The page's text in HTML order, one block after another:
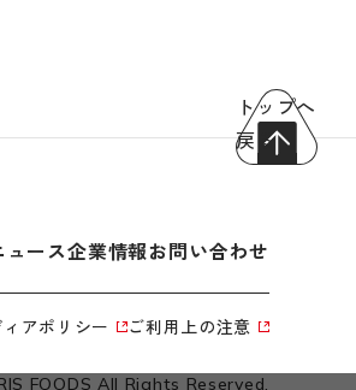
トップへ
戻る
ュース企業情報お問い合わせ
アポリシー ご利用上の注意
FOODS All Rights Reserved.